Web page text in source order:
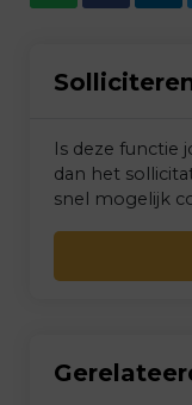
Is deze functie
dan het
snel mogelijk